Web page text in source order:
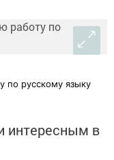
по русскому языку
интересным в